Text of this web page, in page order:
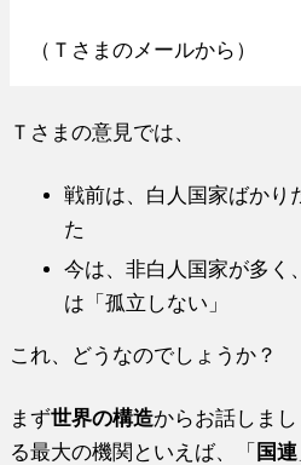
（Ｔさまのメールから）
Ｔさまの意見では、
戦前は、白人国家ばかり
た
今は、非白人国家が多く
は「孤立しない」
これ、どうなのでしょうか？
まず世界の構造からお話しま
る最大の機関といえば、「 国連